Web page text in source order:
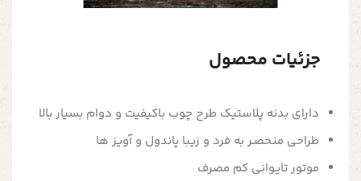
جزئیات محصول
دارای بدنه پلاستیک طرح چوب باکیفیت و دوام بسیار بالا
طراحی منحصـر به فرد و زیبا پاندول و آویز ها
موتور تایـوانی کم مصرف